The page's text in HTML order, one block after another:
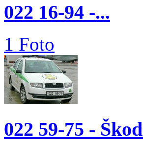
022 16-94 -...
1 Foto
022 59-75 -